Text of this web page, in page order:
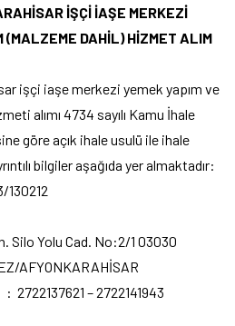
İŞÇİ İAŞE MERKEZİ
(MALZEME DAHİL) HİZMET ALIM
işçi iaşe merkezi yemek yapım ve
alımı 4734 sayılı Kamu İhale
göre açık ihale usulü ile ihale
bilgiler aşağıda yer almaktadır:
130212
Silo Yolu Cad. No:2/1 03030
AFYONKARAHİSAR
2722137621 – 2722141943